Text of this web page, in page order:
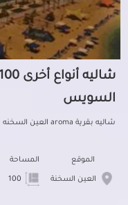
السويس
شاليه بقرية aroma العين السخنه
الموقع
العين السخنة
المساحة